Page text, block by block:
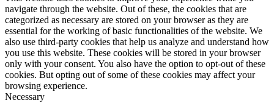
navigate through the website. Out of these, the cookies that are
categorized as necessary are stored on your browser as they are
essential for the working of basic functionalities of the website. We
also use third-party cookies that help us analyze and understand how
you use this website. These cookies will be stored in your browser
only with your consent. You also have the option to opt-out of these
cookies. But opting out of some of these cookies may affect your
browsing experience.
Necessary